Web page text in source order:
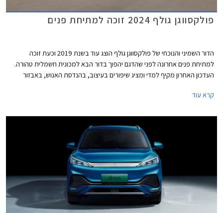
פולקסווגן גולף 2024 זוכה למתיחת פנים
הדור השמיני והנוכחי של פולקסווגן גולף הוצג עוד בשנת 2019 וכעת זוכה
למתיחת פנים אחרונה לפני שהדגם יהפוך בדור הבא למכונית חשמלית טהורה.
העדכון האחרון מקיף למדי ומציג שיפורים בעיצוב, בהנדסת האנוש, באבזור
מוותרת על תיבת ההילוכים הידנית עקב תקנות זיהום האוויר המחמירות בתקן
קרא עוד